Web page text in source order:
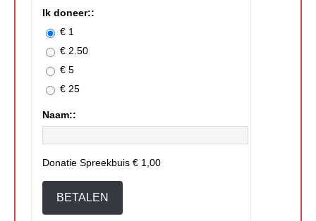
Ik doneer::
€ 1
€ 2.50
€ 5
€ 25
Naam::
Donatie Spreekbuis € 1,00
BETALEN